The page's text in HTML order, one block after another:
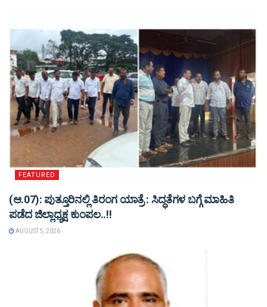
FEATURED
(ಆ.07): ಪುತ್ತೂರಿನಲ್ಲಿ ತಿರಂಗ ಯಾತ್ರೆ : ಸಿದ್ಧತೆಗಳ ಬಗ್ಗೆ ಮಾಹಿತಿ
ಪಡೆದ ಜಿಲ್ಲಾಧ್ಯಕ್ಷ ಕುಂಪಲ..!!
AUGUST 5, 2026